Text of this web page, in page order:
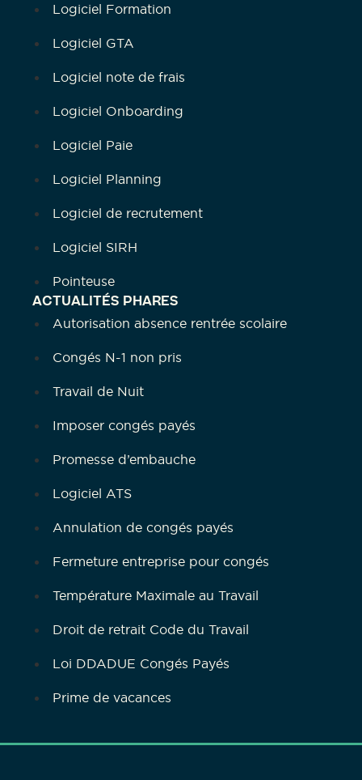
Logiciel Formation
Logiciel GTA
Logiciel note de frais
Logiciel Onboarding
Logiciel Paie
Logiciel Planning
Logiciel de recrutement
Logiciel SIRH
Pointeuse
ACTUALITÉS PHARES
Autorisation absence rentrée scolaire
Congés N-1 non pris
Travail de Nuit
Imposer congés payés
Promesse d’embauche
Logiciel ATS
Annulation de congés payés
Fermeture entreprise pour congés
Température Maximale au Travail
Droit de retrait Code du Travail
Loi DDADUE Congés Payés
Prime de vacances